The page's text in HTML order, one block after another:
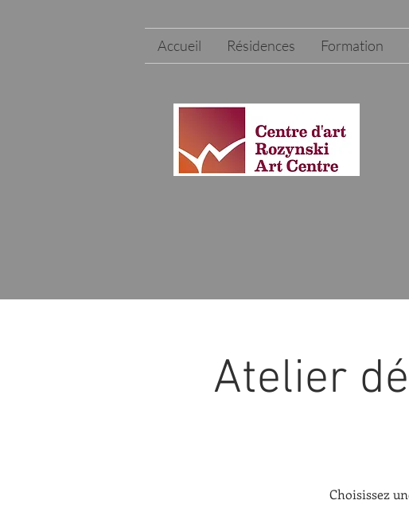
Accueil Résidences Formation
Atelier
Choisissez